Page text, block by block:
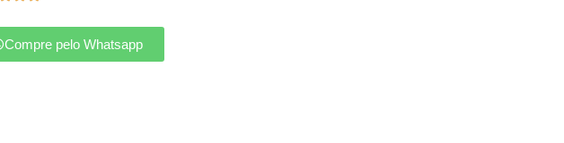
Compre pelo Whatsapp